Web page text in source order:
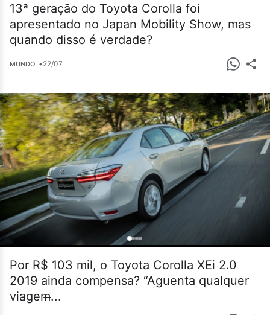
13ª geração do Toyota Corolla foi
apresentado no Japan Mobility Show, mas
quando disso é verdade?
MUNDO •22/07
Por R$ 103 mil, o Toyota Corolla XEi 2.0
2019 ainda compensa? “Aguenta qualquer
viagem̶...